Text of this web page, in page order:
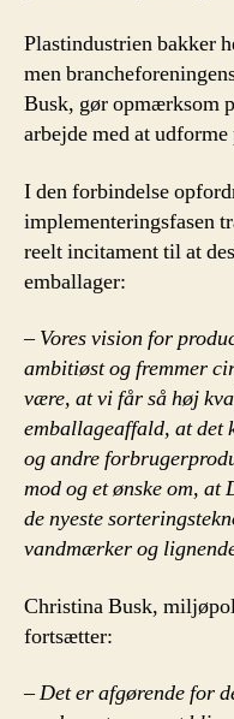
Plastindustrien bakker
men
Busk, gør opmærksom
arbejde med at
I den forbindelse
implementeringsfasen
reelt incitament til at
emballager:
–Vores vision for
ambitiøst og fremmer
være, at vi fårså høj
emballageaffald, at det
og andre
mod og et ønske om,
de nyeste
vandmærker og
Christina Busk,
fortsætter:
–Det er afgørende for